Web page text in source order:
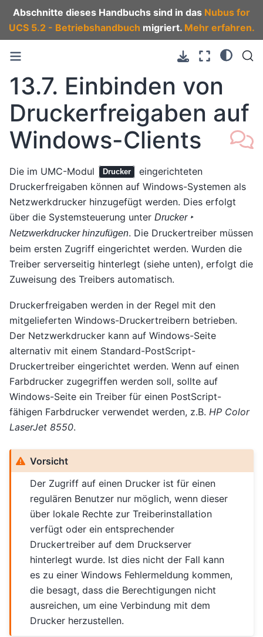
Abschnitte dieses Handbuchs sind in das Nubus for
UCS 5.2 - Betriebshandbuch migriert. Mehr erfahren.
13.7. Einbinden von
Druckerfreigaben auf
Windows-Clients
Die im UMC-Modul Drucker
eingerichteten
Druckerfreigaben können auf Windows-Systemen als
Netzwerkdrucker hinzugefügt werden. Dies erfolgt
über die Systemsteuerung unter Drucker ‣
Netzwerkdrucker hinzufügen. Die Druckertreiber müssen
beim ersten Zugriff eingerichtet werden. Wurden die
Treiber serverseitig hinterlegt (siehe unten), erfolgt die
Zuweisung des Treibers automatisch.
Druckerfreigaben werden in der Regel mit den
mitgelieferten Windows-Druckertreibern betrieben.
Der Netzwerkdrucker kann auf Windows-Seite
alternativ mit einem Standard-PostScript-
Druckertreiber eingerichtet werden. Wenn auf einen
Farbdrucker zugegriffen werden soll, sollte auf
Windows-Seite ein Treiber für einen PostScript-
fähigen Farbdrucker verwendet werden, z.B. HP Color
LaserJet 8550.
Vorsicht
Der Zugriff auf einen Drucker ist für einen
regulären Benutzer nur möglich, wenn dieser
über lokale Rechte zur Treiberinstallation
verfügt oder ein entsprechender
Druckertreiber auf dem Druckserver
hinterlegt wurde. Ist dies nicht der Fall kann
es zu einer Windows Fehlermeldung kommen,
die besagt, dass die Berechtigungen nicht
ausreichen, um eine Verbindung mit dem
Drucker herzustellen.